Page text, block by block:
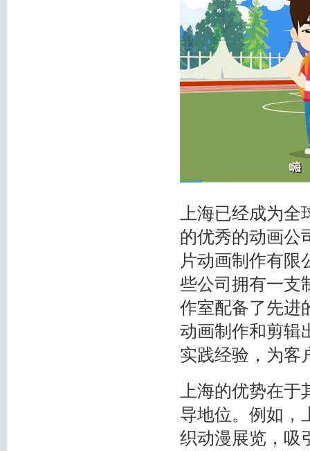
上海已经成为
的优秀的动画公
片动画制作有限
些公司拥有一支
作室配备了先进
动画制作和剪辑
实践经验，为客
上海的优势在
导地位。例如，
织动漫展览，吸